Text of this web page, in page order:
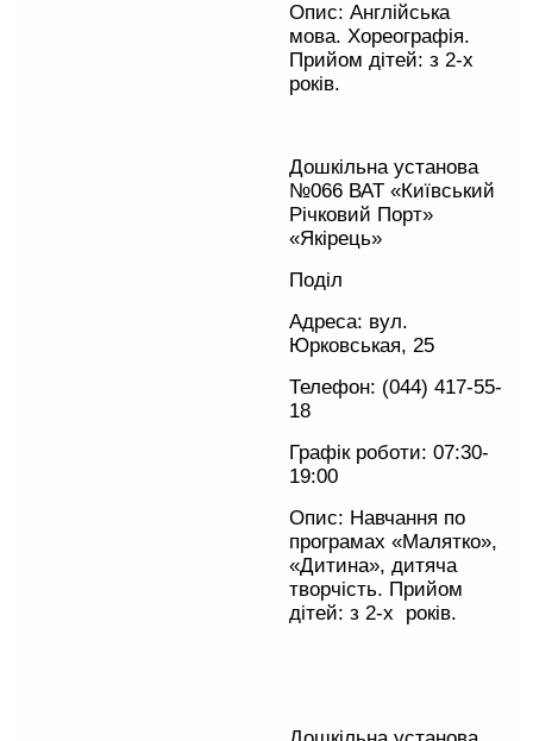
Опис: Англійська
мова. Хореографія.
Прийом дітей: з 2-х
років.
Дошкільна установа
№066 ВАТ «Київський
Річковий Порт»
«Якірець»
Поділ
Адреса: вул.
Юрковськая, 25
Телефон: (044) 417-55-
18
Графік роботи: 07:30-
19:00
Опис: Навчання по
програмах «Малятко»,
«Дитина», дитяча
творчість. Прийом
дітей: з 2-х років.